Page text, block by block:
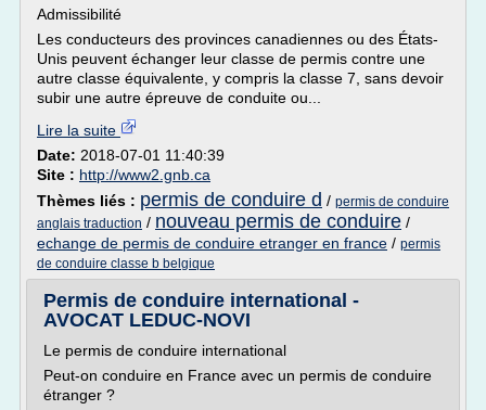
Admissibilité
Les conducteurs des provinces canadiennes ou des États-
Unis peuvent échanger leur classe de permis contre une
autre classe équivalente, y compris la classe 7, sans devoir
subir une autre épreuve de conduite ou...
Lire la suite
Date: 2018-07-01 11:40:39
Site : http://www2.gnb.ca
Thèmes liés : permis de conduire d / permis de conduire
anglais traduction / nouveau permis de conduire /
echange de permis de conduire etranger en france / permis
de conduire classe b belgique
Permis de conduire international -
AVOCAT LEDUC-NOVI
Le permis de conduire international
Peut-on conduire en France avec un permis de conduire
étranger ?